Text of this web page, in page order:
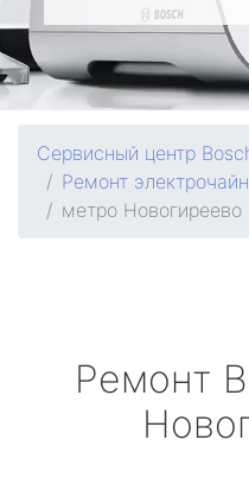
Сервисный центр
Ремонт
метро Новогиреево
Ремонт